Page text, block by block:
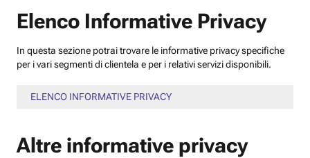
Elenco Informative Privacy
In questa sezione potrai trovare le informative privacy specifiche
per i vari segmenti di clientela e per i relativi servizi disponibili.
ELENCO INFORMATIVE PRIVACY
Altre informative privacy